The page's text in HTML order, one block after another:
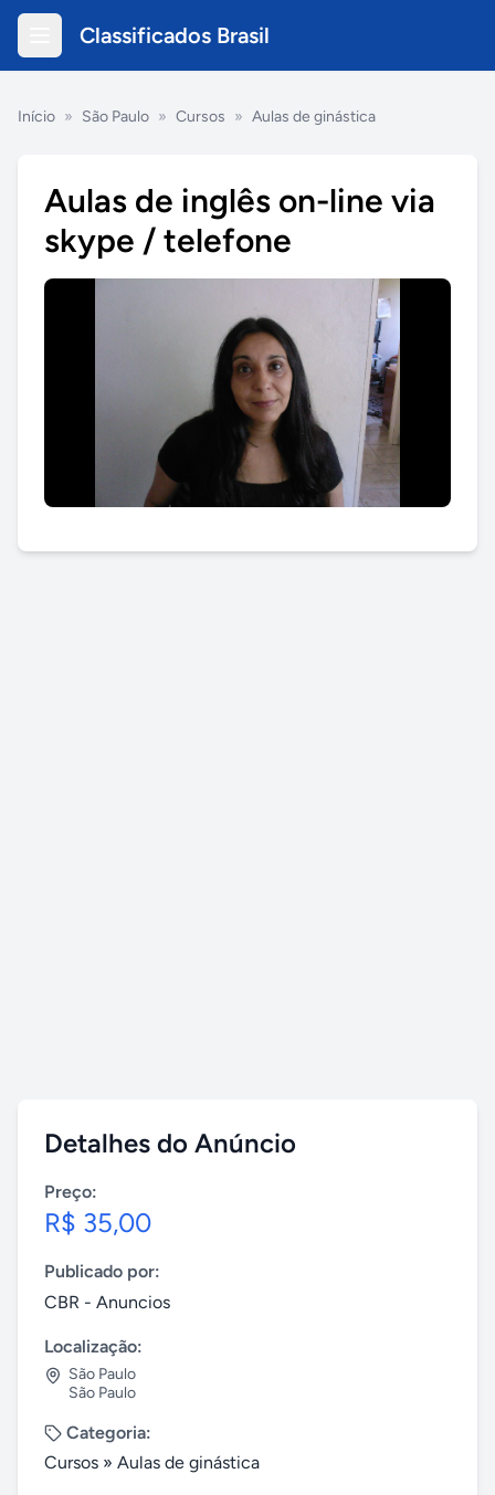
Classificados Brasil
Início » São Paulo » Cursos » Aulas de ginástica
Aulas de inglês on-line via
skype / telefone
Detalhes do Anúncio
Preço:
R$ 35,00
Publicado por:
CBR - Anuncios
Localização:
São Paulo
São Paulo
Categoria:
Cursos » Aulas de ginástica